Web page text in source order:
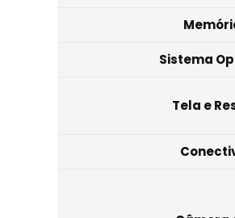
Sistema
Tela e